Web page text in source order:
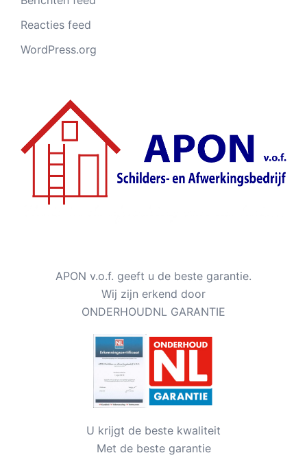
Reacties feed
WordPress.org
APON v.o.f. geeft u de beste garantie.
Wij zijn erkend door
ONDERHOUDNL GARANTIE
U krijgt de beste kwaliteit
Met de beste garantie